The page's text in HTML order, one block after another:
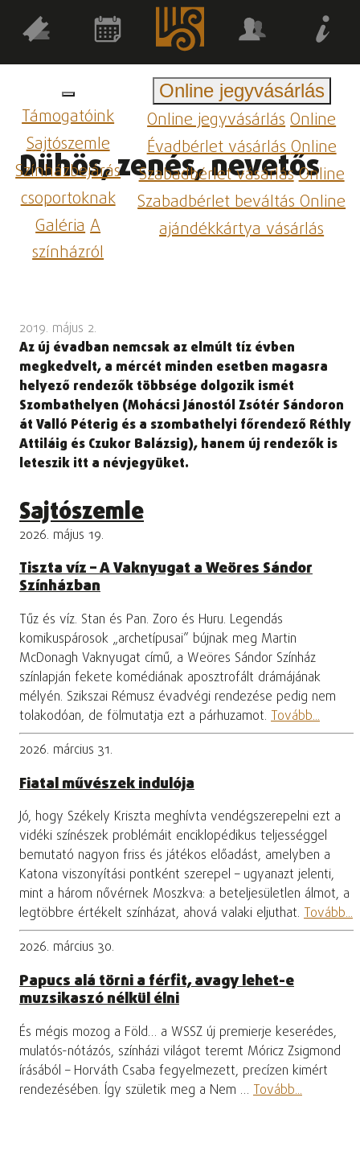
Támogatóink
Sajtószemle
Színházbejárás
csoportoknak
GalériaA
színházról
Online jegyvásárlás
Online jegyvásárlásOnline
Évadbérlet vásárlásOnline
Szabadbérlet vásárlásOnline
Szabadbérlet beváltásOnline
ajándékkártya vásárlás
Dühös, zenés, nevetős
2019. május 2.
Az új évadban nemcsak az elmúlt tíz évben
megkedvelt, a mércét minden esetben magasra
helyező rendezők többsége dolgozik ismét
Szombathelyen (Mohácsi Jánostól Zsótér Sándoron
át Valló Péterig és a szombathelyi főrendező Réthly
Attiláig és Czukor Balázsig), hanem új rendezők is
leteszik itt a névjegyüket.
Sajtószemle
2026. május 19.
Tiszta víz – A Vaknyugat a Weöres Sándor
Színházban
Tűz és víz. Stan és Pan. Zoro és Huru. Legendás
komikuspárosok „archetípusai” bújnak meg Martin
McDonagh Vaknyugat című, a Weöres Sándor Színház
színlapján fekete komédiának aposztrofált drámájának
mélyén. Szikszai Rémusz évadvégi rendezése pedig nem
tolakodóan, de fölmutatja ezt a párhuzamot. Tovább...
2026. március 31.
Fiatal művészek indulója
Jó, hogy Székely Kriszta meghívta vendégszerepelni ezt a
vidéki színészek problémáit enciklopédikus teljességgel
bemutató nagyon friss és játékos előadást, amelyben a
Katona viszonyítási pontként szerepel – ugyanazt jelenti,
mint a három nővérnek Moszkva: a beteljesületlen álmot, a
legtöbbre értékelt színházat, ahová valaki eljuthat. Tovább...
2026. március 30.
Papucs alá törni a férfit, avagy lehet-e
muzsikaszó nélkül élni
És mégis mozog a Föld… a WSSZ új premierje keserédes,
mulatós-nótázós, színházi világot teremt Móricz Zsigmond
írásából – Horváth Csaba fegyelmezett, precízen kimért
rendezésében. Így születik meg a Nem … Tovább...